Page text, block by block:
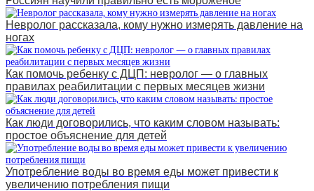
Невролог рассказала, кому нужно измерять давление на
ногах
Как помочь ребенку с ДЦП: невролог — о главных
правилах реабилитации с первых месяцев жизни
Как люди договорились, что каким словом называть:
простое объяснение для детей
Употребление воды во время еды может привести к
увеличению потребления пищи